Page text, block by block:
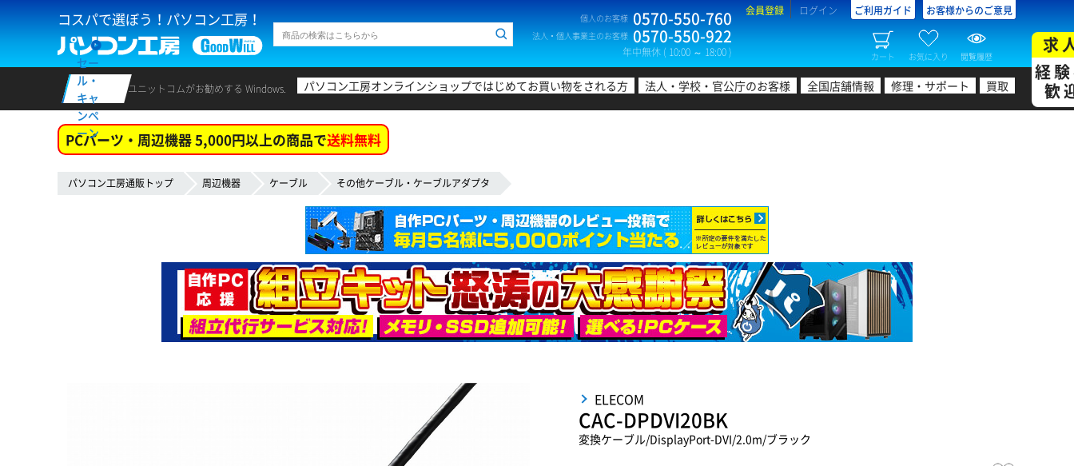
コスパで選ぼう！パソコン工房！ 個人のお客様 0570-550-760
法人・個人事業主のお客様 0570-550-922
年中無休 ( 10:00 ～ 18:00 )
会員登録 ログイン ご利用ガイド お客様からのご意見
カート お気に入り 閲覧履歴
セー
ル・
キャ
ンペ
ーン
ユニットコムがお勧めする Windows. パソコン工房オンラインショップではじめてお買い物をされる方 法人・学校・官公庁のお客様 全国店舗情報 修理・サポート 買取
求
経
歓
PCパーツ・周辺機器 5,000円以上の商品で送料無料
パソコン工房通販トップ 周辺機器 ケーブル その他ケーブル・ケーブルアダプタ
ELECOM
CAC-DPDVI20BK
変換ケーブル/DisplayPort-DVI/2.0m/ブラック